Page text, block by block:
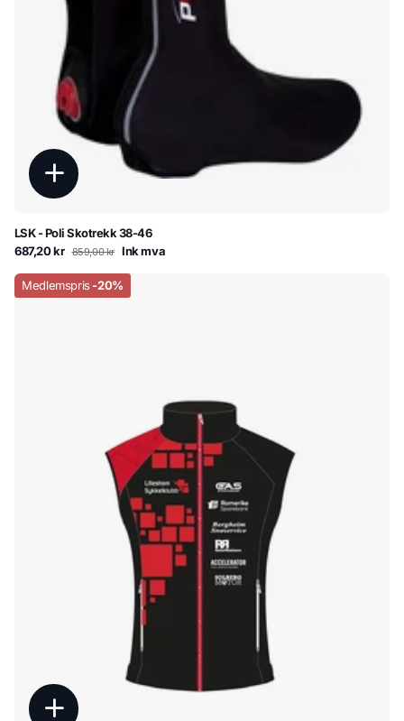
LSK - Poli Skotrekk 38-46
687,20 kr 859,00 kr Ink mva
Medlemspris -20%